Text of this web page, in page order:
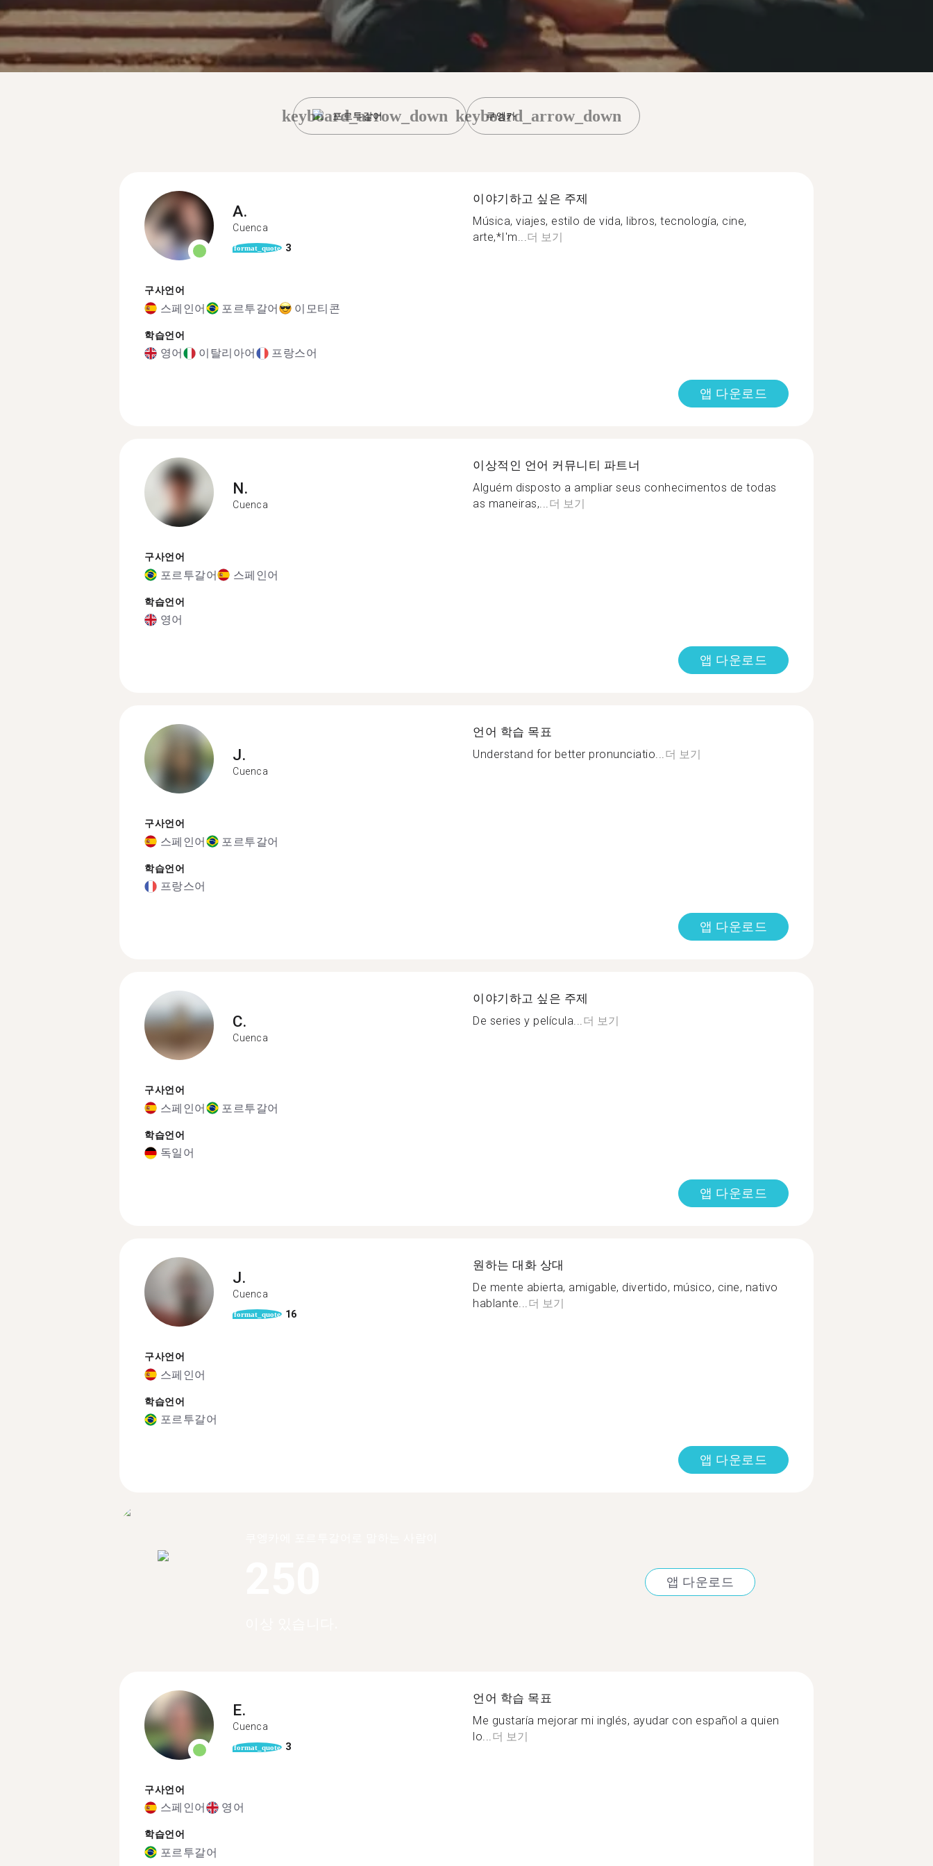
포르투갈어
keyboard_arrow_down 쿠엥카
keyboard_arrow_down
A.
Cuenca
format_quote 3
구사언어
스페인어 포르투갈어 이모티콘
학습언어
영어 이탈리아어 프랑스어
이야기하고 싶은 주제
Música, viajes, estilo de vida, libros, tecnología, cine,
arte,*I'm...더 보기
앱 다운로드
N.
Cuenca
구사언어
포르투갈어 스페인어
학습언어
영어
이상적인 언어 커뮤니티 파트너
Alguém disposto a ampliar seus conhecimentos de todas
as maneiras,...더 보기
앱 다운로드
J.
Cuenca
구사언어
스페인어 포르투갈어
학습언어
프랑스어
언어 학습 목표
Understand for better pronunciatio...더 보기
앱 다운로드
C.
Cuenca
구사언어
스페인어 포르투갈어
학습언어
독일어
이야기하고 싶은 주제
De series y película...더 보기
앱 다운로드
J.
Cuenca
format_quote 16
구사언어
스페인어
학습언어
포르투갈어
원하는 대화 상대
De mente abierta, amigable, divertido, músico, cine, nativo
hablante...더 보기
앱 다운로드
앱 다운로드
E.
Cuenca
format_quote 3
구사언어
스페인어 영어
학습언어
포르투갈어
언어 학습 목표
Me gustaría mejorar mi inglés, ayudar con español a quien
lo... 더 보기